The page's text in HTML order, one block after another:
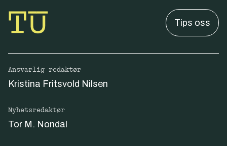
Tips oss
Ansvarlig redaktør
Kristina Fritsvold Nilsen
Nyhetsredaktør
Tor M. Nondal